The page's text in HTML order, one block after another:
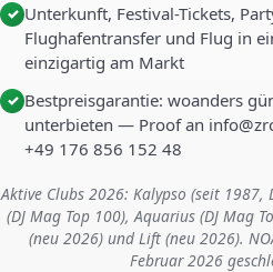
✓ Unterkunft, Festival-Tickets,
Flughafentransfer und Flug in
einzigartig am Markt
✓ Bestpreisgarantie: woanders
unterbieten — Proof an
+49 176 856 152 48
Aktive Clubs 2026: Kalypso (seit 1987,
(DJ Mag Top 100), Aquarius (DJ Mag
(neu 2026) und Lift (neu 2026).
Februar 2026